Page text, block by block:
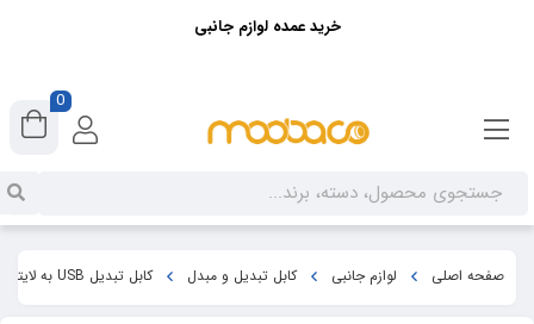
صفحه اصلی لوازم جانبی کابل تبدیل و مبدل کابل تبدیل USB به لایتنینگ باسئوس مدل CALKLF-BV3 طول 1 متر
خرید عمده لوازم جانبی
0